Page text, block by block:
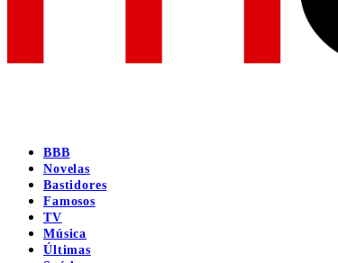
BBB
Novelas
Bastidores
Famosos
TV
Música
Últimas